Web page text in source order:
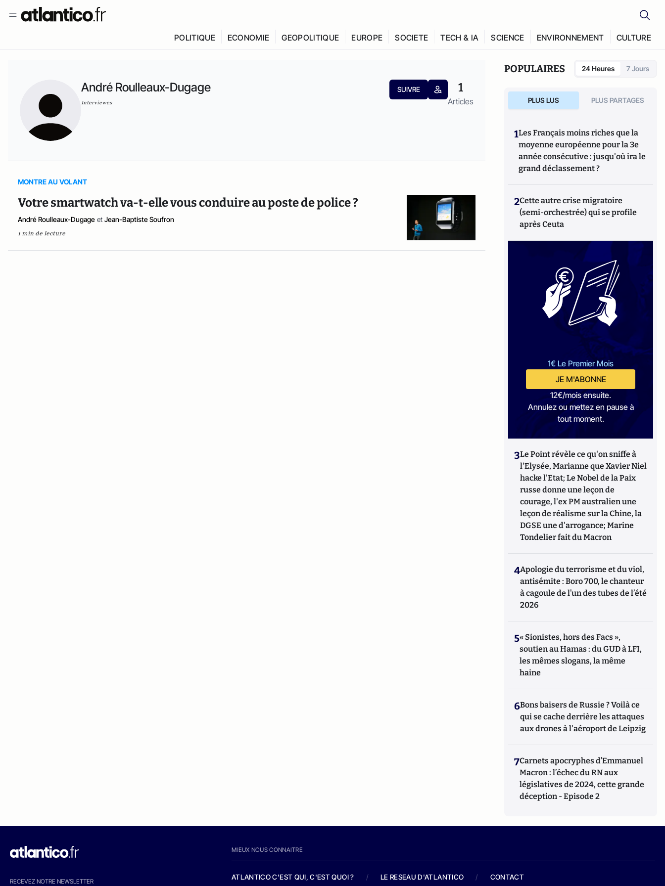
POLITIQUE ECONOMIE GEOPOLITIQUE EUROPE SOCIETE TECH & IA SCIENCE ENVIRONNEMENT CULTURE
André Roulleaux-Dugage
Interviewes
SUIVRE 1
Articles
MONTRE AU VOLANT
Votre smartwatch va-t-elle vous conduire au poste de police ?
André Roulleaux-Dugage et Jean-Baptiste Soufron
1 min de lecture
POPULAIRES 24 Heures 7 Jours
PLUS LUS PLUS PARTAGES
1Les Français moins riches que la
moyenne européenne pour la 3e
année consécutive : jusqu'où ira le
grand déclassement ?
2Cette autre crise migratoire
(semi-orchestrée) qui se profile
après Ceuta
1€ Le Premier Mois
JE M'ABONNE
12€/mois ensuite.
Annulez ou mettez en pause à
tout moment.
3Le Point révèle ce qu'on sniffe à
l'Elysée, Marianne que Xavier Niel
hacke l'Etat; Le Nobel de la Paix
russe donne une leçon de
courage, l'ex PM australien une
leçon de réalisme sur la Chine, la
DGSE une d'arrogance; Marine
Tondelier fait du Macron
4Apologie du terrorisme et du viol,
antisémite : Boro 700, le chanteur
à cagoule de l’un des tubes de l’été
2026
5« Sionistes, hors des Facs »,
soutien au Hamas : du GUD à LFI,
les mêmes slogans, la même
haine
6Bons baisers de Russie ? Voilà ce
qui se cache derrière les attaques
aux drones à l'aéroport de Leipzig
7Carnets apocryphes d’Emmanuel
Macron : l’échec du RN aux
législatives de 2024, cette grande
déception - Episode 2
RECEVEZ NOTRE NEWSLETTER
MIEUX NOUS CONNAITRE
ATLANTICO C'EST QUI, C'EST QUOI ? / LE RESEAU D'ATLANTICO / CONTACT